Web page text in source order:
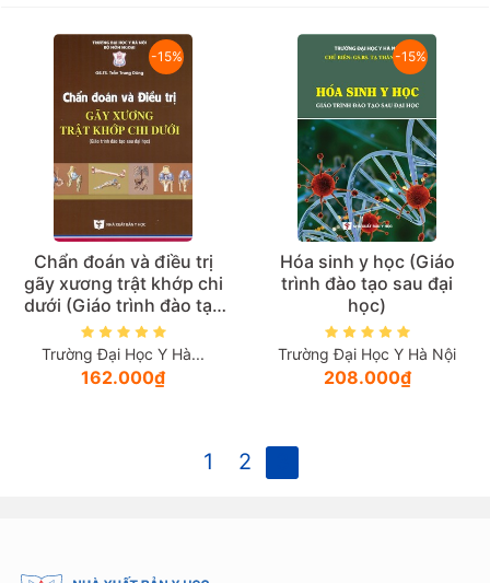
-15%
Chẩn đoán và điều trị
gãy xương trật khớp chi
dưới (Giáo trình đào tạo
sau đại học)
Trường Đại Học Y Hà...
162.000₫
-15%
Hóa sinh y học (Giáo
trình đào tạo sau đại
học)
Trường Đại Học Y Hà Nội
208.000₫
1 2